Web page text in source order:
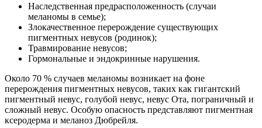
Наследственная предрасположенность (случаи
меланомы в семье);
Злокачественное перерождение существующих
пигментных невусов (родинок);
Травмирование невусов;
Гормональные и эндокринные нарушения.
Около 70 % случаев меланомы возникает на фоне
перерождения пигментных невусов, таких как гигантский
пигментный невус, голубой невус, невус Ота, пограничный и
сложный невус. Особую опасность представляют пигментная
ксеродерма и меланоз Дюбрейля.